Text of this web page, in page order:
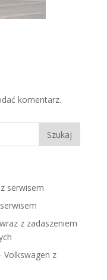
komentarz.
serwisem
z zadaszeniem
Volkswagen z